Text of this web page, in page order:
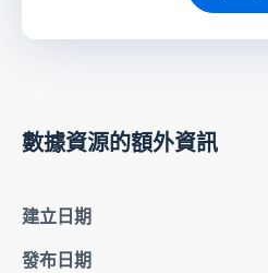
數據資源的額外資訊
建立日期
發布日期